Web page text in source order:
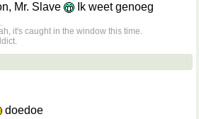
Mr. Slave
Ik weet genoeg
it's caught in the window this time.
doedoe